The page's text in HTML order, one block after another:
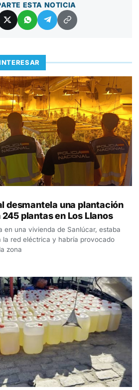
ESTA NOTICIA
desmantela una plantación
plantas en Los Llanos
en una vivienda de Sanlúcar, estaba
la red eléctrica y habría provocado
zona